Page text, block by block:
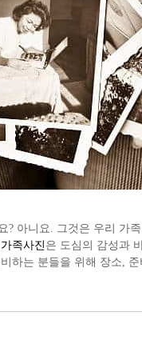
아니요. 그것은 우리 가
족사진 은 도심의 감성과
하는 분들을 위해 장소,